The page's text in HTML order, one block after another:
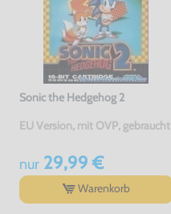
Sonic the Hedgehog 2
EU Version, mit OVP, gebraucht
nur29,99 €
Warenkorb